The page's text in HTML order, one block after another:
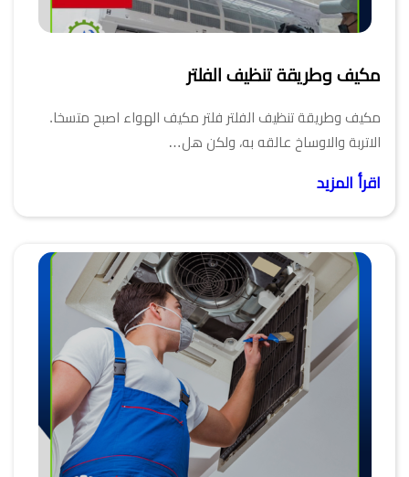
مكيف وطريقة تنظيف الفلتر
مكيف وطريقة تنظيف الفلتر فلتر مكيف الهواء اصبح متسخا.
الاتربة والاوساخ عالقه به، ولكن هل…
اقرأ المزيد